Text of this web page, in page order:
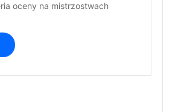
oceny na mistrzostwach